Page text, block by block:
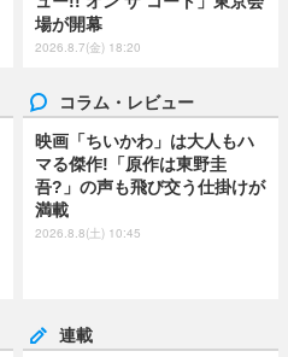
場が開幕
2026.8.7(金) 18:20
コラム・レビュー
映画「ちいかわ」は大人もハ
マる傑作!「原作は東野圭
吾?」の声も飛び交う仕掛けが
満載
2026.8.8(土) 10:45
連載